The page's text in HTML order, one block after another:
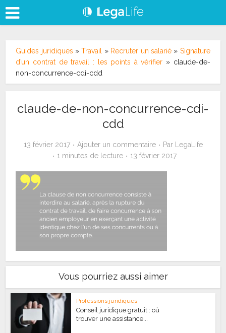
Guides juridiques »Travail » Recruter un salarié » Signature
d’un contrat de travail : les points à vérifier » claude-de-
non-concurrence-cdi-cdd
claude-de-non-concurrence-cdi-
cdd
13 février 2017 Ajouter un commentaire Par
LegaLife
1 minutes de lecture
13 février 2017
Vous pourriez aussi aimer
Professions juridiques
Conseil juridique gratuit : où
trouver une assistance...